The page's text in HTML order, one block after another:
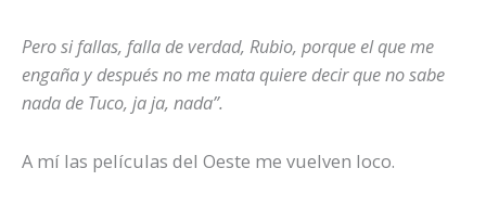
Pero si fallas, falla de verdad, Rubio, porque el que me
engaña y después no me mata quiere decir que no sabe
nada de Tuco, ja ja, nada”.
A mí las películas del Oeste me vuelven loco.